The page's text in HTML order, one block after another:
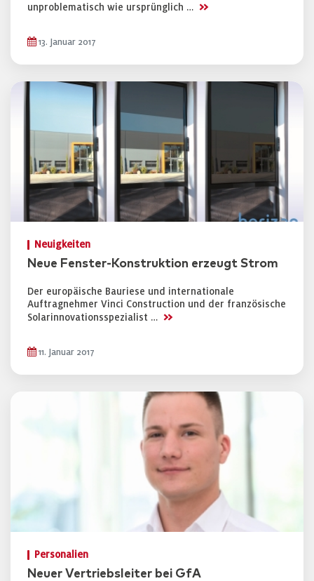
unproblematisch wie ursprünglich … >>
13. Januar 2017
Neuigkeiten
Neue Fenster-Konstruktion erzeugt Strom
Der europäische Bauriese und internationale
Auftragnehmer Vinci Construction und der französische
Solarinnovationsspezialist … >>
11. Januar 2017
Personalien
Neuer Vertriebsleiter bei GfA